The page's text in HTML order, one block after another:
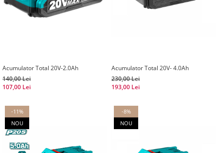
Acumulator Total 20V-2.0Ah
140,00 Lei
107,00 Lei
Acumulator Total 20V- 4.0Ah
230,00 Lei
193,00 Lei
-11%
NOU
-8%
NOU